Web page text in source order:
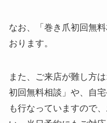
なお、「巻き爪初回無
おります。
また、ご来店が難し方
初回無料相談」や、自
も行なっていますので